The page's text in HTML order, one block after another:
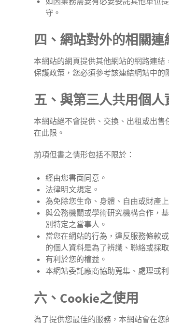
守。
四、網站對外的相關連
本網站的網頁提供其他網站的網路連
保護政策，您必須參考該連結網站中的
五、與第三人共用個人
本網站絕不會提供、交換、出租或出
在此限。
前項但書之情形包括不限於：
經由您書面同意。
法律明文規定。
為免除您生命、身體、自由或財產
與公務機關或學術研究機構合作，
別特定之當事人。
當您在網站的行為，違反服務條款
的個人資料是為了辨識、聯絡或採
有利於您的權益。
本網站委託廠商協助蒐集、處理或
六、Cookie之使用
為了提供您最佳的服務，本網站會在